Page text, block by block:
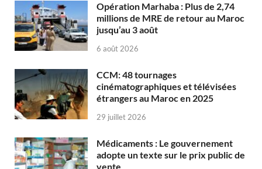
Opération Marhaba : Plus de 2,74
millions de MRE de retour au Maroc
jusqu’au 3 août
6 août 2026
CCM: 48 tournages
cinématographiques et télévisées
étrangers au Maroc en 2025
29 juillet 2026
Médicaments : Le gouvernement
adopte un texte sur le prix public de
vente